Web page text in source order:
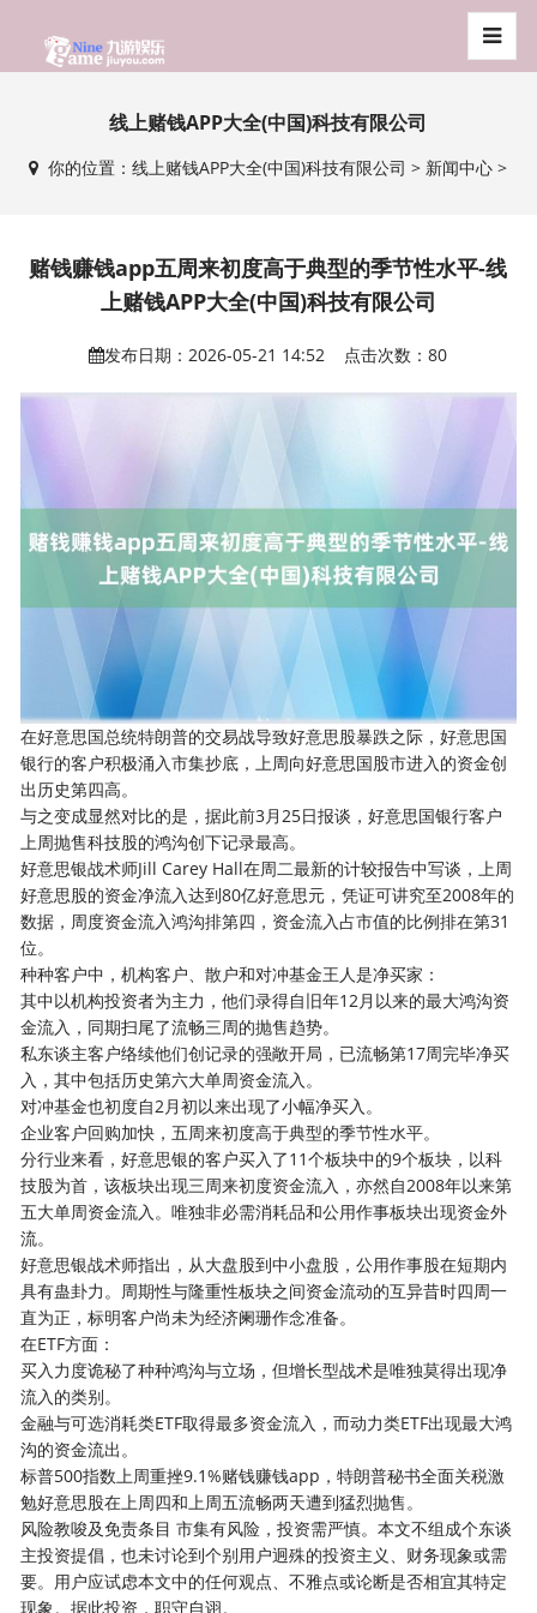
线上赌钱APP大全(中国)科技有限公司
你的位置：线上赌钱APP大全(中国)科技有限公司 > 新闻中心 >
赌钱赚钱app五周来初度高于典型的季节性水平-线
上赌钱APP大全(中国)科技有限公司
发布日期：2026-05-21 14:52 点击次数：80
在好意思国总统特朗普的交易战导致好意思股暴跌之际，好意思国
银行的客户积极涌入市集抄底，上周向好意思国股市进入的资金创
出历史第四高。
与之变成显然对比的是，据此前3月25日报谈，好意思国银行客户
上周抛售科技股的鸿沟创下记录最高。
好意思银战术师Jill Carey Hall在周二最新的计较报告中写谈，上周
好意思股的资金净流入达到80亿好意思元，凭证可讲究至2008年的
数据，周度资金流入鸿沟排第四，资金流入占市值的比例排在第31
位。
种种客户中，机构客户、散户和对冲基金王人是净买家：
其中以机构投资者为主力，他们录得自旧年12月以来的最大鸿沟资
金流入，同期扫尾了流畅三周的抛售趋势。
私东谈主客户络续他们创记录的强敞开局，已流畅第17周完毕净买
入，其中包括历史第六大单周资金流入。
对冲基金也初度自2月初以来出现了小幅净买入。
企业客户回购加快，五周来初度高于典型的季节性水平。
分行业来看，好意思银的客户买入了11个板块中的9个板块，以科
技股为首，该板块出现三周来初度资金流入，亦然自2008年以来第
五大单周资金流入。唯独非必需消耗品和公用作事板块出现资金外
流。
好意思银战术师指出，从大盘股到中小盘股，公用作事股在短期内
具有蛊卦力。周期性与隆重性板块之间资金流动的互异昔时四周一
直为正，标明客户尚未为经济阑珊作念准备。
在ETF方面：
买入力度诡秘了种种鸿沟与立场，但增长型战术是唯独莫得出现净
流入的类别。
金融与可选消耗类ETF取得最多资金流入，而动力类ETF出现最大鸿
沟的资金流出。
标普500指数上周重挫9.1%赌钱赚钱app，特朗普秘书全面关税激
勉好意思股在上周四和上周五流畅两天遭到猛烈抛售。
风险教唆及免责条目 市集有风险，投资需严慎。本文不组成个东谈
主投资提倡，也未讨论到个别用户迥殊的投资主义、财务现象或需
要。用户应试虑本文中的任何观点、不雅点或论断是否相宜其特定
现象。据此投资，职守自诩。